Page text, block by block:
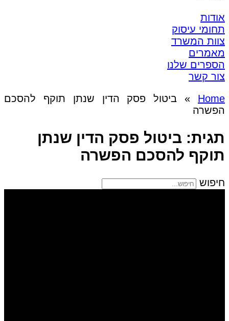
אודות
תחומי עיסוק
צוות המשרד
מאמרים
הספרים שלנו
צור קשר
Home
» ביטול פסק הדין שנתן תוקף להסכם
הפשרה
תגית: ביטול פסק הדין שנתן
תוקף להסכם הפשרה
חיפוש